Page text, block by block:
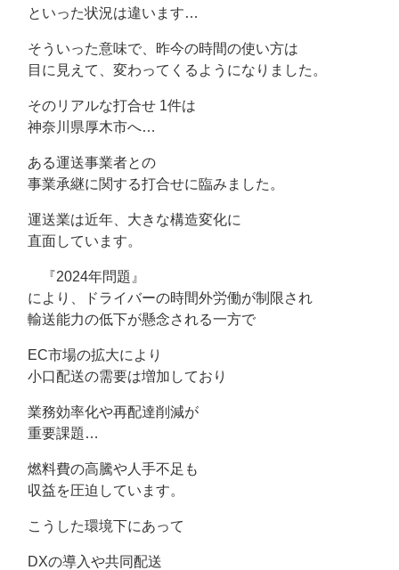
といった状況は違います…
そういった意味で、昨今の時間の使い方は
目に見えて、変わってくるようになりました。
そのリアルな打合せ 1件は
神奈川県厚木市へ…
ある運送事業者との
事業承継に関する打合せに臨みました。
運送業は近年、大きな構造変化に
直面しています。
『2024年問題』
により、ドライバーの時間外労働が制限され
輸送能力の低下が懸念される一方で
EC市場の拡大により
小口配送の需要は増加しており
業務効率化や再配達削減が
重要課題…
燃料費の高騰や人手不足も
収益を圧迫しています。
こうした環境下にあって
DXの導入や共同配送